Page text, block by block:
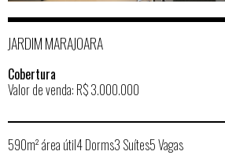
JARDIM MARAJOARA
Cobertura
Valor de venda: R$ 3.000.000
590m² área útil4 Dorms3 Suítes5 Vagas